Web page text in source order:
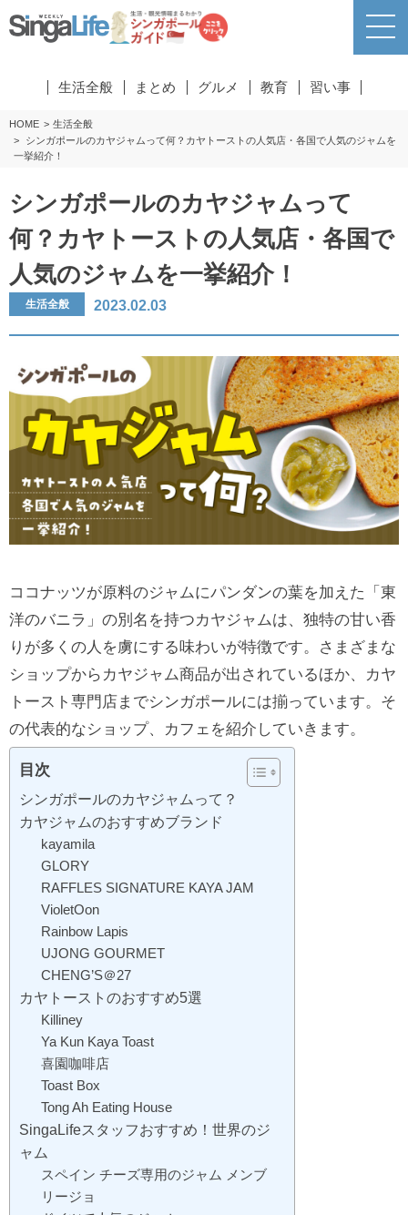
生活全般 まとめ グルメ 教育 習い事
HOME
生活全般
シンガポールのカヤジャムって何？カヤトーストの人気店・各国で人気のジャムを
一挙紹介！
シンガポールのカヤジャムって
何？カヤトーストの人気店・各国で
人気のジャムを一挙紹介！
生活全般 2023.02.03
ココナッツが原料のジャムにパンダンの葉を加えた「東
洋のバニラ」の別名を持つカヤジャムは、独特の甘い香
りが多くの人を虜にする味わいが特徴です。さまざまな
ショップからカヤジャム商品が出されているほか、カヤ
トースト専門店までシンガポールには揃っています。そ
の代表的なショップ、カフェを紹介していきます。
目次
シンガポールのカヤジャムって？
カヤジャムのおすすめブランド
kayamila
GLORY
RAFFLES SIGNATURE KAYA JAM
VioletOon
Rainbow Lapis
UJONG GOURMET
CHENG’S＠27
カヤトーストのおすすめ5選
Killiney
Ya Kun Kaya Toast
喜園咖啡店
Toast Box
Tong Ah Eating House
SingaLifeスタッフおすすめ！世界のジ
ャム
スペイン チーズ専用のジャム メンブ
リージョ